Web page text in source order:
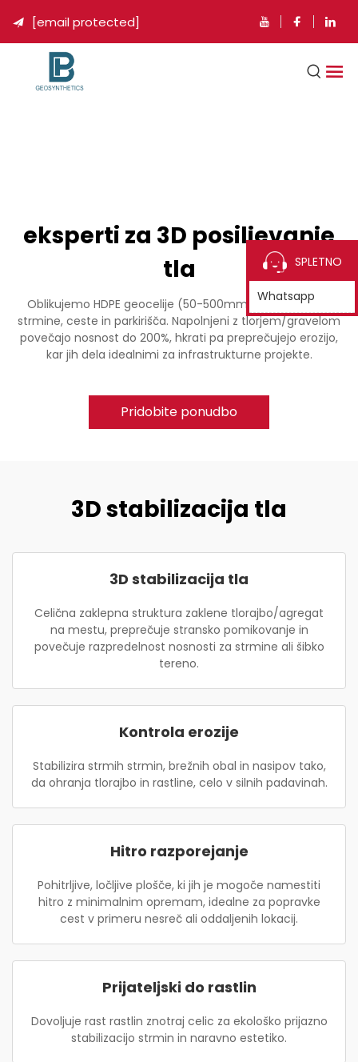
 [email protected]
eksperti za 3D posiljevanje
tla
Oblikujemo HDPE geocelije (50-500mm), ki stabilizirajo
strmine, ceste in parkirišča. Napolnjeni z tlorjem/gravelom
povečajo nosnost do 200%, hkrati pa preprečujejo erozijo,
kar jih dela idealnimi za infrastrukturne projekte.
Pridobite ponudbo
3D stabilizacija tla
3D stabilizacija tla
Celična zaklepna struktura zaklene tlorajbo/agregat
na mestu, preprečuje stransko pomikovanje in
povečuje razpredelnost nosnosti za strmine ali šibko
tereno.
Kontrola erozije
Stabilizira strmih strmin, brežnih obal in nasipov tako,
da ohranja tlorajbo in rastline, celo v silnih padavinah.
Hitro razporejanje
Pohitrljive, ločljive plošče, ki jih je mogoče namestiti
hitro z minimalnim opremam, idealne za popravke
cest v primeru nesreč ali oddaljenih lokacij.
Prijateljski do rastlin
Dovoljuje rast rastlin znotraj celic za ekološko prijazno
stabilizacijo strmin in naravno estetiko.
SPLETNO
Whatsapp